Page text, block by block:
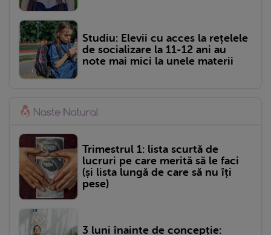
Studiu: Elevii cu acces la rețelele
de socializare la 11-12 ani au
note mai mici la unele materii
Trimestrul 1: lista scurtă de
lucruri pe care merită să le faci
(și lista lungă de care să nu îți
pese)
3 luni înainte de concepție: